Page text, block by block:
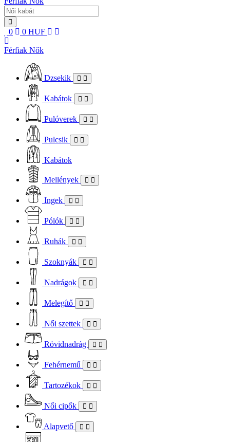
0 0 HUF
Férfiak Nők
Dzsekik
Kabátok
Pulóverek
Pulcsik
Kabátok
Mellények
Ingek
Pólók
Ruhák
Szoknyák
Nadrágok
Melegítő
Női szettek
Rövidnadrág
Fehérnemű
Tartozékok
Női cipők
Alapvető